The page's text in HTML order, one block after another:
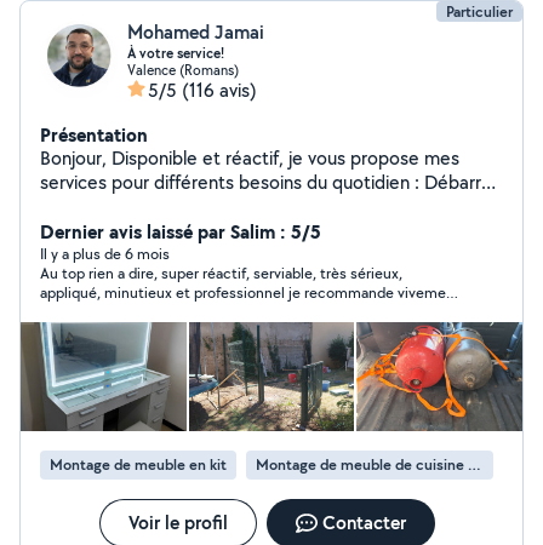
Particulier
Mohamed Jamai
À votre service!
Valence (Romans)
5/5 (116 avis)
Présentation
Bonjour, Disponible et réactif, je vous propose mes
services pour différents besoins du quotidien : Débarras
électroménager, végétaux, gravats, cartons, etc.).
Montage de meubles : assemblage rapide et soigné de
vos meubles. Retrait et livraison : récupération de
meubles, colis ou achats en magasin et transport jusqu'à
votre domicile. Manutention et aide au déménagement
: déplacement de meubles, réorganisation d'espaces,
chargement et déchargement. Service événementiel :
serveur pour mariages, anniversaires, réceptions et
autres événements. Ménage et entretien : aide
ponctuelle ou régulière pour l'entretien de votre
logement. Je m'engage à fournir un travail sérieux,
soigné et efficace, avec une réponse rapide à toutes
vos demandes. N'hésitez pas à me contacter pour
Dernier avis laissé par Salim : 5/5
Il y a plus de 6 mois
Au top rien a dire, super réactif, serviable, très sérieux,
appliqué, minutieux et professionnel je recommande vivement
Montage de meuble en kit Montage de meuble de cuisine en kit
Voir le profil Contacter